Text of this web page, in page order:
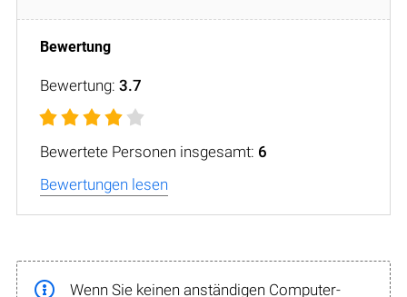
Bewertung: 3.7
Bewertete Personen insgesamt: 6
Bewertungen lesen
Wenn Sie keinen anständigen Computer-